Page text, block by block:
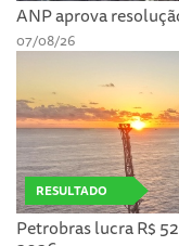
ANP aprova
07/08/26
RESULTADO
Petrobras lucra R$